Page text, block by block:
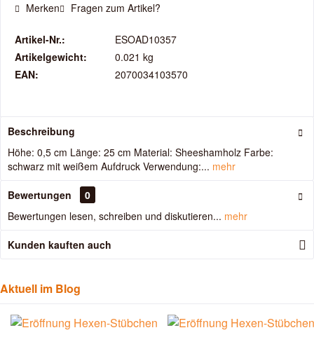
Merken Fragen zum Artikel?
Artikel-Nr.:
ESOAD10357
Artikelgewicht:
0.021 kg
EAN:
2070034103570
Beschreibung
Höhe: 0,5 cm Länge: 25 cm Material: Sheeshamholz Farbe:
schwarz mit weißem Aufdruck Verwendung:... mehr
Bewertungen
0
Bewertungen lesen, schreiben und diskutieren... mehr
Kunden kauften auch
Aktuell im Blog